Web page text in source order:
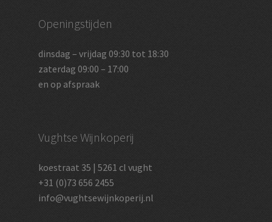
Openingstijden
dinsdag – vrijdag 09:30 tot 18:30
zaterdag 09:00 – 17:00
en op afspraak
Vughtse Wijnkoperij
koestraat 35 | 5261 cl vught
+31 (0)73 656 2455
info@vughtsewijnkoperij.nl